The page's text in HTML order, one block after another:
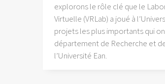
explorons le rôle clé que le
Virtuelle (VRLab) a joué à
projets les plus importants qui
département de Recherche et
l’Université Ean.